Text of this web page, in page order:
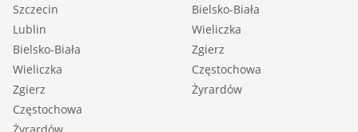
Szczecin
Lublin
Bielsko-Biała
Wieliczka
Zgierz
Częstochowa
Bielsko-Biała
Wieliczka
Zgierz
Częstochowa
Żyrardów